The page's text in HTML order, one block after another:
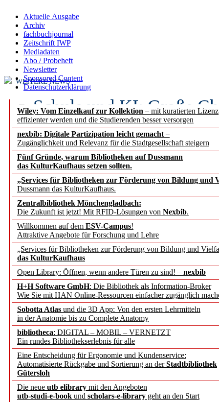
Aktuelle Ausgabe
Archiv
fachbuchjournal
Zeitschrift IWP
Mediadaten
Abo / Probeheft
Newsletter
Sponsored Content
Datenschutzerklärung
Wiley: Vom Einzelkauf zur Kollektion – mit kuratierten
effizienter werden und die Studierenden besser versorgen
nexbib: Digitale Partizipation leicht gemacht –
Zugänglichkeit und Relevanz für die Stadtgesellschaft steigern
Fünf Gründe, warum Bibliotheken auf Dussmann
das KulturKaufhaus setzen sollten.
„Services für Bibliotheken zur Förderung von Bildung und
Dussmann das KulturKaufhaus.
Zentralbibliothek Mönchengladbach:
Die Zukunft ist jetzt! Mit RFID-Lösungen von Nexbib.
Willkommen auf dem ESV-Campus!
Attraktive Angebote für Forschung und Lehre
„Services für Bibliotheken zur Förderung von Bildung und
das KulturKaufhaus
Open Library: Öffnen, wenn andere Türen zu sind! – nexbib
H+H Software GmbH: Die Bibliothek als Information-Broker
Wie Sie mit HAN Online-Ressourcen einfacher zugänglich
Sobotta Atlas und die 3D App: Von den ersten Lehrmitteln
in der Anatomie bis zu Complete Anatomy
bibliotheca: DIGITAL – MOBIL – VERNETZT
Ein rundes Bibliothekserlebnis für alle
Eine Entscheidung für Ergonomie und Kundenservice:
Automatisierte Rückgabe und Sortierung an derStadtbibliothek
Gütersloh
Die neue utb elibrary mit den Angeboten
utb-studi-e-book und scholars-e-library geht an den Start
WEITERE NEWS
Schule und KI: Große
Voraussetzungen
Erfolgreiches erstes
Segment Research –
angepasst
konstruktiv!
Mohr Siebeck
und die Zeitschrift für
Francke Attempto
EBSCO Information
Recherchefunktionen in
Sorbisches Institut neu
Geschichte und